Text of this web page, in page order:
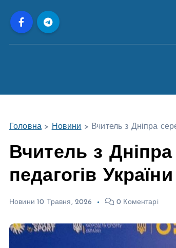
Головна > Новини > Вчитель з Дніпра
Вчитель з
педагогів України
Новини 10 Травня, 2026 0 Коментарі